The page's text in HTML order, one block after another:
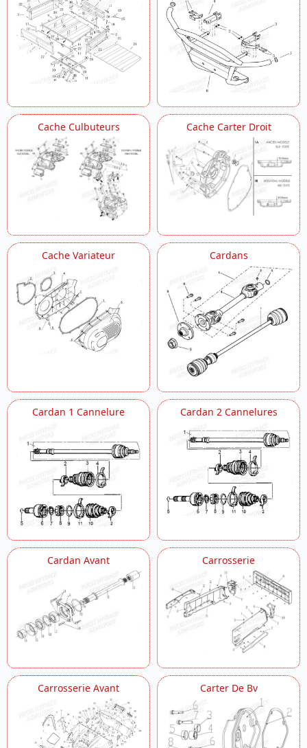
Pompe A Eau
Pompe A Huile
Reservoir
Retroviseurs
Roues Arriere
Roues Avant
Roue Libre
Selecteur De Vitesses
Sieges
Suspension Arriere
Suspension Avant
Systeme De Frein
Systeme D Injection
Systeme Electrique
Transmission
Transmission Arriere
Tringlerie De Vitesses
Variateur
Verrouillage Du Capot
Cache Culbuteurs Cache Carter Droit
Cache Variateur Cardans
Cardan 1 Cannelure Cardan 2 Cannelures
Cardan Avant Carrosserie
Carrosserie Avant Carter De Bv